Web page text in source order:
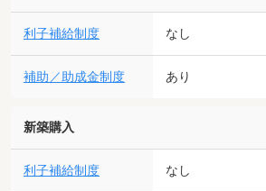
利子補給制度 なし
補助／助成金制度 あり
新築購入
利子補給制度 なし